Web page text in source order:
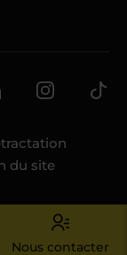
Nous contacter
du site